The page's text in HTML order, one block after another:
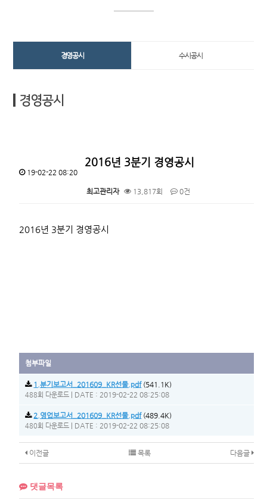
경영공시 수시공시
경영공시
2016년 3분기 경영공시
19-02-22 08:20
최고관리자 13,817회 0건
2016년 3분기 경영공시
첨부파일
1.분기보고서_201609_KR선물.pdf(541.1K)
488회 다운로드 DATE : 2019-02-22 08:25:08
2.영업보고서_201609_KR선물.pdf(489.4K)
480회 다운로드 DATE : 2019-02-22 08:25:08
이전글 다음글
목록
댓글목록